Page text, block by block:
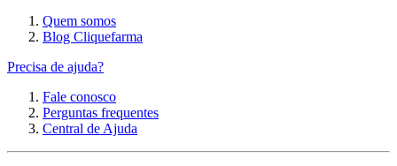
Quem somos
Blog Cliquefarma
Precisa de ajuda?
Fale conosco
Perguntas frequentes
Central de Ajuda